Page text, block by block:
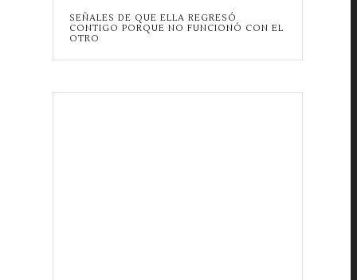
SEÑALES DE QUE ELLA REGRESÓ
CONTIGO PORQUE NO FUNCIONÓ CON EL
OTRO